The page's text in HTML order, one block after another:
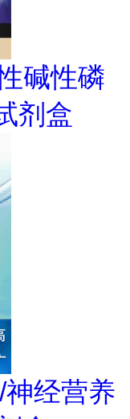
碱性磷
剂盒
经营养